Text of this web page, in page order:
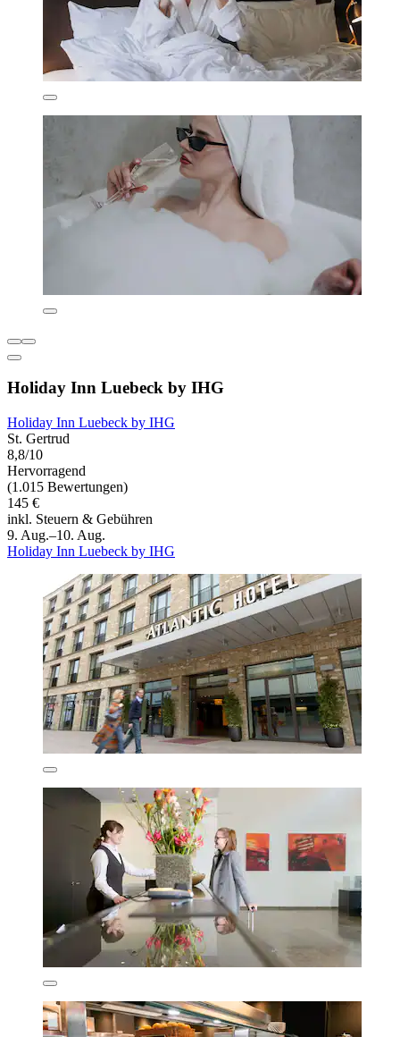
Holiday Inn Luebeck by IHG
Holiday Inn Luebeck by IHG
St. Gertrud
8,8/10
Hervorragend
(1.015 Bewertungen)
145 €
inkl. Steuern & Gebühren
9. Aug.–10. Aug.
Holiday Inn Luebeck by IHG